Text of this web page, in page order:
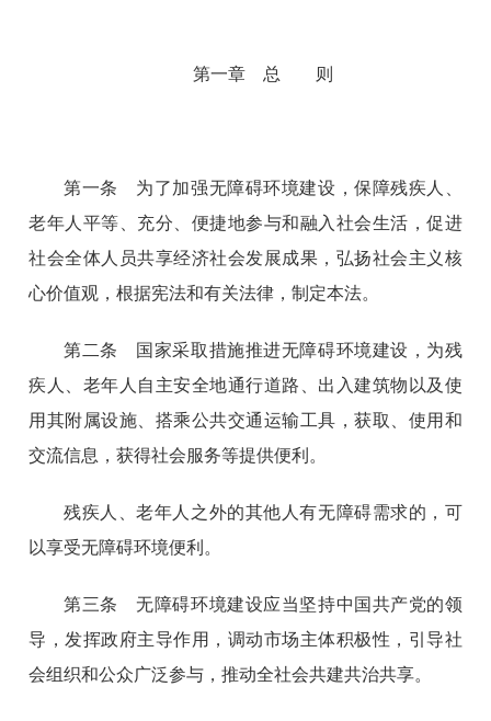
第一章 总 则
第一条 为了加强无障碍环境建设，保障残疾人、
老年人平等、充分、便捷地参与和融入社会生活，促进
社会全体人员共享经济社会发展成果，弘扬社会主义核
心价值观，根据宪法和有关法律，制定本法。
第二条 国家采取措施推进无障碍环境建设，为残
疾人、老年人自主安全地通行道路、出入建筑物以及使
用其附属设施、搭乘公共交通运输工具，获取、使用和
交流信息，获得社会服务等提供便利。
残疾人、老年人之外的其他人有无障碍需求的，可
以享受无障碍环境便利。
第三条 无障碍环境建设应当坚持中国共产党的领
导，发挥政府主导作用，调动市场主体积极性，引导社
会组织和公众广泛参与，推动全社会共建共治共享。